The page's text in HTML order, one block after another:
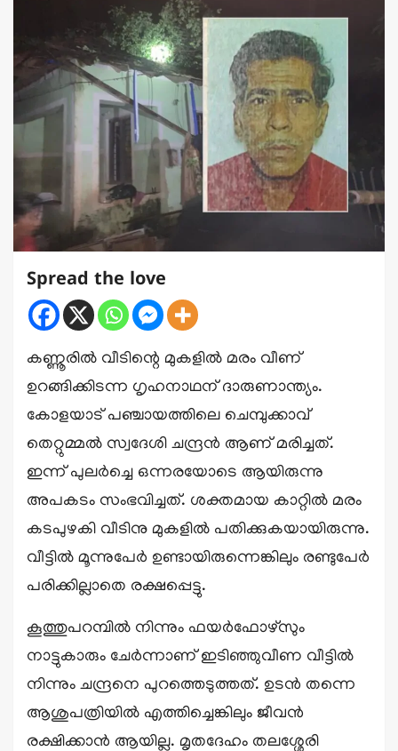
Spread the love
കണ്ണൂരില്‍ വീടിന്റെ മുകളില്‍ മരം വീണ്
ഉറങ്ങിക്കിടന്ന ഗൃഹനാഥന് ദാരുണാന്ത്യം.
കോളയാട് പഞ്ചായത്തിലെ ചെമ്പുക്കാവ്
തെറ്റുമ്മല്‍ സ്വദേശി ചന്ദ്രന്‍ ആണ് മരിച്ചത്.
ഇന്ന് പുലര്‍ച്ചെ ഒന്നരയോടെ ആയിരുന്നു
അപകടം സംഭവിച്ചത്. ശക്തമായ കാറ്റില്‍ മരം
കടപുഴകി വീടിനു മുകളില്‍ പതിക്കുകയായിരുന്നു.
വീട്ടില്‍ മൂന്നുപേര്‍ ഉണ്ടായിരുന്നെങ്കിലും രണ്ടുപേര്‍
പരിക്കില്ലാതെ രക്ഷപ്പെട്ടു.
കൂത്തുപറമ്പില്‍ നിന്നും ഫയര്‍ഫോഴ്‌സും
നാട്ടുകാരും ചേര്‍ന്നാണ് ഇടിഞ്ഞുവീണ വീട്ടില്‍
നിന്നും ചന്ദ്രനെ പുറത്തെടുത്തത്. ഉടന്‍ തന്നെ
ആശുപത്രിയില്‍ എത്തിച്ചെങ്കിലും ജീവന്‍
രക്ഷിക്കാന്‍ ആയില്ല. മൃതദേഹം തലശ്ശേരി